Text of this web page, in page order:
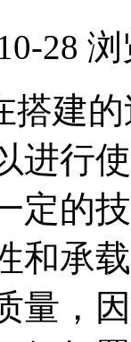
28 浏
搭建
进行
定的
和承
量，